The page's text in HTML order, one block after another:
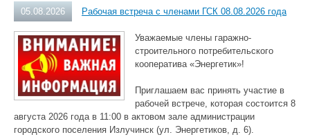
05.08.2026 Рабочая встреча с членами ГСК 08.08.2026 года
Уважаемые члены гаражно-
строительного потребительского
кооператива «Энергетик»!
Приглашаем вас принять участие в
рабочей встрече, которая состоится 8
августа 2026 года в 11:00 в актовом зале администрации
городского поселения Излучинск (ул. Энергетиков, д. 6).